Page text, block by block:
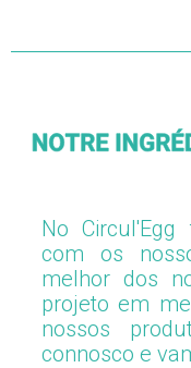
No
com os
melhor dos
projeto em
nossos
connosco e